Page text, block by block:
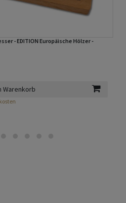
- EDITION Europäische Hölzer -
Warenkorb